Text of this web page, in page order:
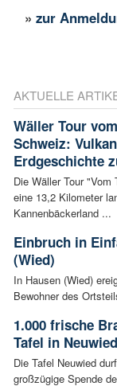
»zur
AKTUELLE
Wäller Tour
Schweiz:
Erdgeschichte
Die Wäller Tour
eine 13,2 Kilometer
Kannenbäckerland ...
Einbruch in
(Wied)
In Hausen (Wied)
Bewohner des
1.000 frische
Tafel in Neuwied
Die Tafel Neuwied
großzügige Spende